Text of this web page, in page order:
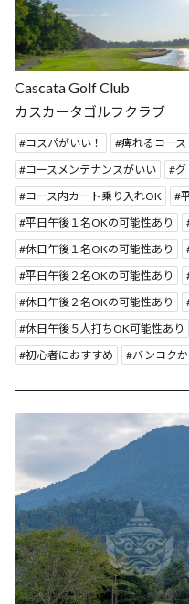
Cascata Golf Club
カスカータゴルフクラブ
コスパがいい！
痺れるコース
コースメンテナンスがいい
コース内カート乗り入れOK
平日午後１名OKの可能性あり
休日午後１名OKの可能性あり
平日午後２名OKの可能性あり
休日午後２名OKの可能性あり
休日午後５人打ちOK可能性あり
初心者におすすめ
バンコク